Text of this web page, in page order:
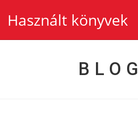
Használt könyvek
BLOG